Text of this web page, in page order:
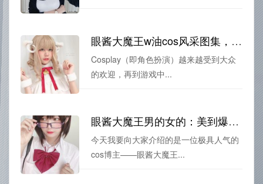
眼酱大魔王w油cos风采图集，让你感受最纯粹的爱
Cosplay（即角色扮演）越来越受到大众
的欢迎，再到游戏中...
眼酱大魔王男的女的：美到爆表的照片与图包。
今天我要向大家介绍的是一位极具人气的
cos博主——眼酱大魔王...